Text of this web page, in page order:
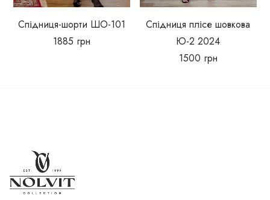
Спідниця-шорти ШО-101
1885 грн
Спідниця плісе шовкова
Ю-2 2024
1500 грн